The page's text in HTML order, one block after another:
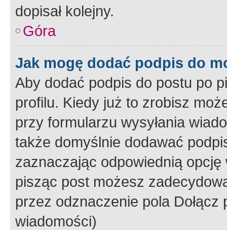
dopisał kolejny.
Góra
Jak mogę dodać podpis do
Aby dodać podpis do postu po
profilu. Kiedy już to zrobisz
przy formularzu wysyłania
także domyślnie dodawać
zaznaczając odpowiednią
pisząc post możesz
przez odznaczenie pola
wiadomości)